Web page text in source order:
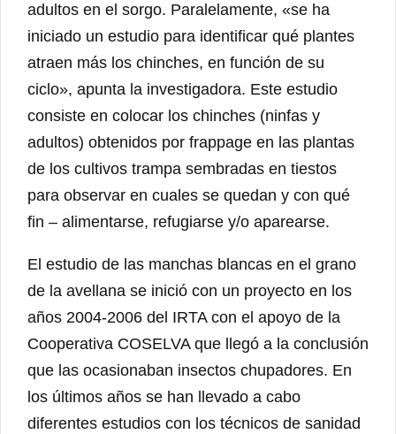
adultos en el sorgo. Paralelamente, «se ha
iniciado un estudio para identificar qué plantes
atraen más los chinches, en función de su
ciclo», apunta la investigadora. Este estudio
consiste en colocar los chinches (ninfas y
adultos) obtenidos por frappage en las plantas
de los cultivos trampa sembradas en tiestos
para observar en cuales se quedan y con qué
fin – alimentarse, refugiarse y/o aparearse.
El estudio de las manchas blancas en el grano
de la avellana se inició con un proyecto en los
años 2004-2006 del IRTA con el apoyo de la
Cooperativa COSELVA que llegó a la conclusión
que las ocasionaban insectos chupadores. En
los últimos años se han llevado a cabo
diferentes estudios con los técnicos de sanidad